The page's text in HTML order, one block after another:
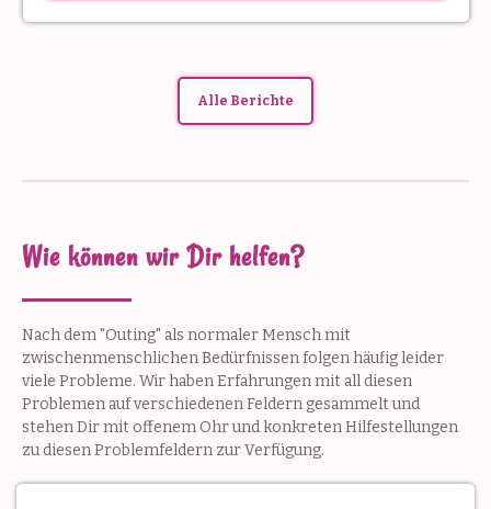
Alle Berichte
Wie können wir Dir helfen?
Nach dem "Outing" als normaler Mensch mit
zwischenmenschlichen Bedürfnissen folgen häufig leider
viele Probleme. Wir haben Erfahrungen mit all diesen
Problemen auf verschiedenen Feldern gesammelt und
stehen Dir mit offenem Ohr und konkreten Hilfestellungen
zu diesen Problemfeldern zur Verfügung.